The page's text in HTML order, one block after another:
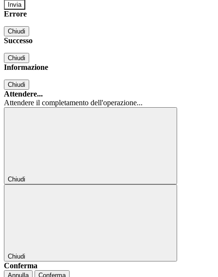
Errore
Chiudi
Successo
Chiudi
Informazione
Chiudi
Attendere...
Attendere il completamento dell'operazione...
Chiudi
Chiudi
Conferma
Annulla Conferma